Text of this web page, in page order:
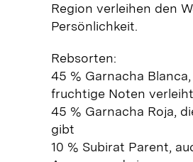
Region verleihen den
Persönlichkeit.
Rebsorten:
45 % Garnacha
fruchtige Noten verleiht
45 % Garnacha Roja,
gibt
10 % Subirat Parent,